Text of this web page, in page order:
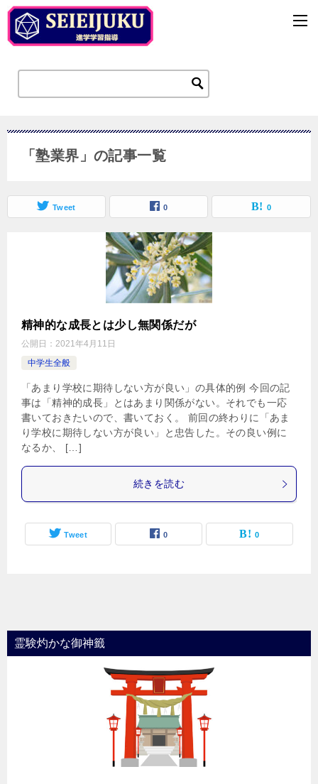
「塾業界」の記事一覧
Tweet 0 0
精神的な成長とは少し無関係だが
公開日： 2021年4月11日
中学生全般
「あまり学校に期待しない方が良い」の具体的例 今回の記
事は「精神的成長」とはあまり関係がない。それでも一応
書いておきたいので、書いておく。 前回の終わりに「あま
り学校に期待しない方が良い」と忠告した。その良い例に
なるか、 […]
続きを読む
Tweet 0 0
霊験灼かな御神籤